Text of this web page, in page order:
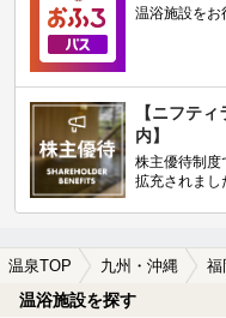
温浴施設をお
【ニフテ
内】
株主優待制度
拡充されまし
温泉TOP 九州・沖縄 福
温浴施設を探す